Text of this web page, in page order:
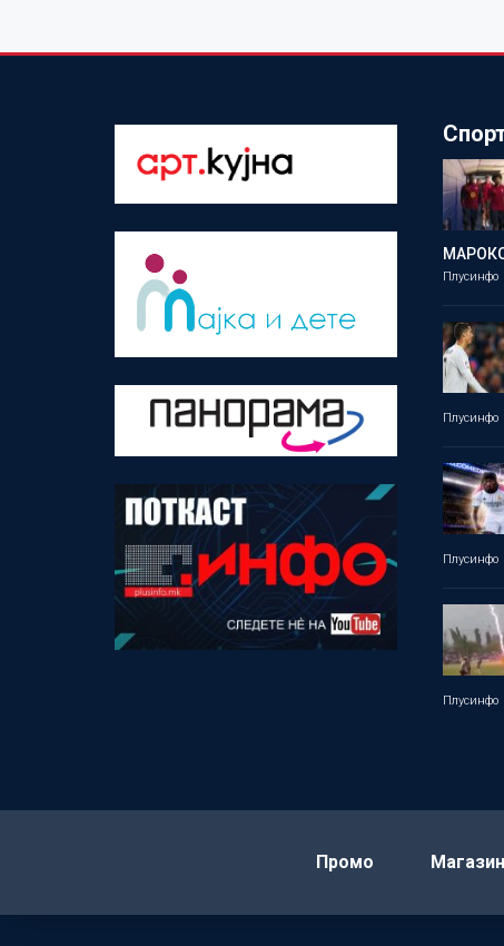
Плусинфо
Плусинфо
Плусинфо
Плусинфо
Промо Магазин